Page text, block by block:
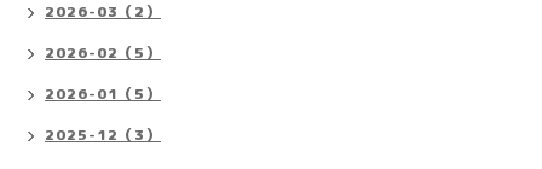
2026-03（2）
2026-02（5）
2026-01（5）
2025-12（3）